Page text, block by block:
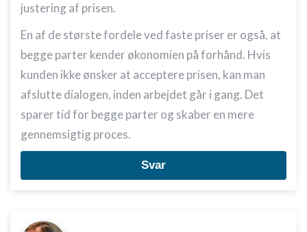
justering af prisen.
En af de største fordele ved faste priser er også, at
begge parter kender økonomien på forhånd. Hvis
kunden ikke ønsker at acceptere prisen, kan man
afslutte dialogen, inden arbejdet går i gang. Det
sparer tid for begge parter og skaber en mere
gennemsigtig proces.
Svar